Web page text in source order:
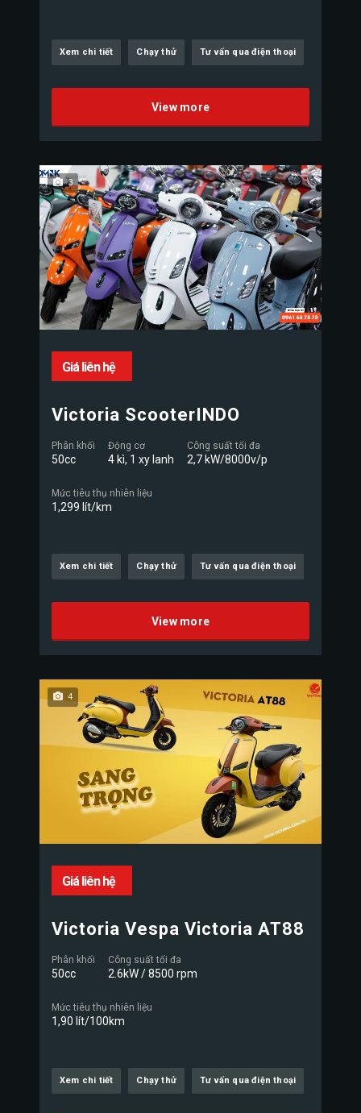
Xem chi tiết Chạy thử Tư vấn qua điện thoại
View more
3
Giá liên hệ
Victoria ScooterINDO
Phân khối
50cc
Động cơ
4 kì, 1 xy lanh
Công suất tối đa
2,7 kW/8000v/p
Mức tiêu thụ nhiên liệu
1,299 lít/km
Xem chi tiết Chạy thử Tư vấn qua điện thoại
View more
4
Giá liên hệ
Victoria Vespa Victoria AT88
Phân khối
50cc
Công suất tối đa
2.6kW / 8500 rpm
Mức tiêu thụ nhiên liệu
1,90 lít/100km
Xem chi tiết Chạy thử Tư vấn qua điện thoại